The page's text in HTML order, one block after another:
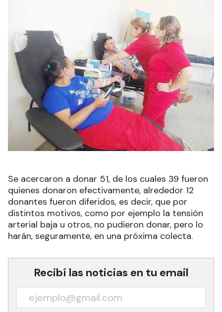
Se acercaron a donar 51, de los cuales 39 fueron
quienes donaron efectivamente, alrededor 12
donantes fueron diferidos, es decir, que por
distintos motivos, como por ejemplo la tensión
arterial baja u otros, no pudieron donar, pero lo
harán, seguramente, en una próxima colecta.
Recibí las noticias en tu email